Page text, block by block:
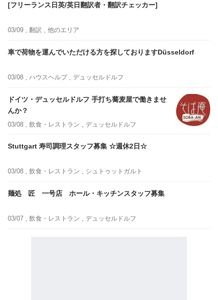
[フリーランス日英/英日翻訳者・翻訳チェッカー]
03/09 , 翻訳 , 他のエリア
車で荷物を運んでいただける方を探しておりますDüsseldorf
03/08 , ハウスヘルプ , デュッセルドルフ
ドイツ・デュッセルドルフ 手打ち蕎麦屋で働きませ
んか？
03/08 , 飲食・レストラン , デュッセルドルフ
Stuttgart 寿司調理スタッフ募集 ☆週休2日☆
03/08 , 飲食・レストラン , シュトゥットガルト
麺処 匠 一号店 ホール・キッチンスタッフ募集
03/07 , 飲食・レストラン , デュッセルドルフ